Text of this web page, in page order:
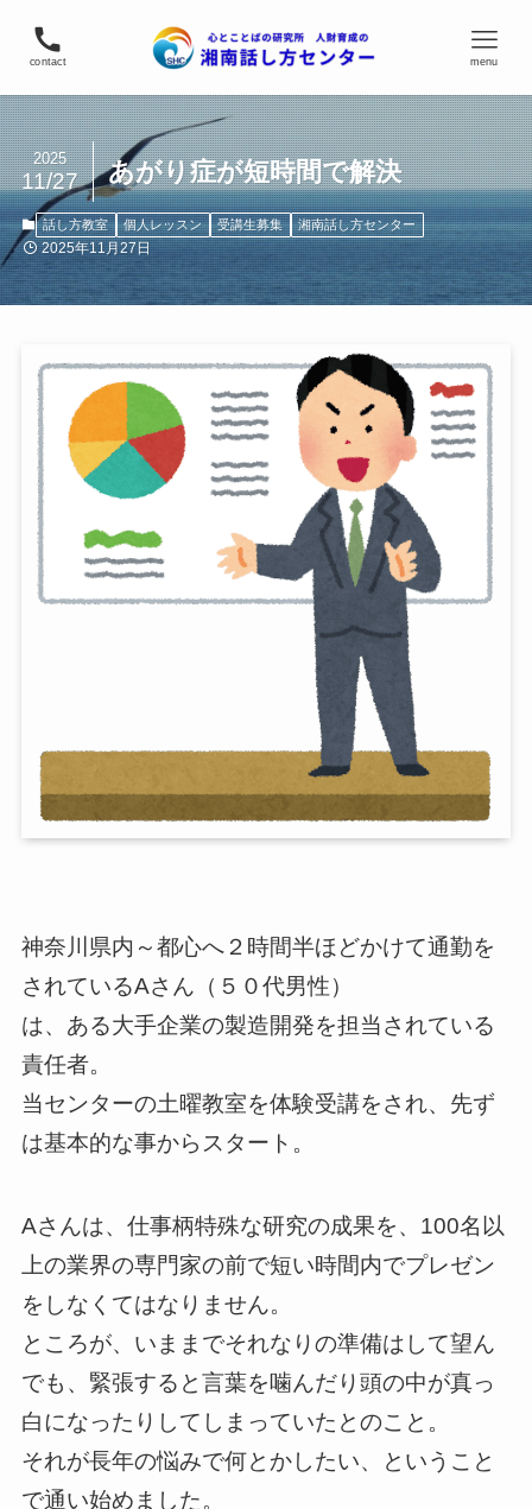
contact menu
あがり症が短時間で解決
2025
11/27
話し方教室 個人レッスン 受講生募集 湘南話し方センター
2025年11月27日
神奈川県内～都心へ２時間半ほどかけて通勤を
されているAさん（５０代男性）
は、ある大手企業の製造開発を担当されている
責任者。
当センターの土曜教室を体験受講をされ、先ず
は基本的な事からスタート。
Aさんは、仕事柄特殊な研究の成果を、100名以
上の業界の専門家の前で短い時間内でプレゼン
をしなくてはなりません。
ところが、いままでそれなりの準備はして望ん
でも、緊張すると言葉を噛んだり頭の中が真っ
白になったりしてしまっていたとのこと。
それが長年の悩みで何とかしたい、ということ
で通い始めました。